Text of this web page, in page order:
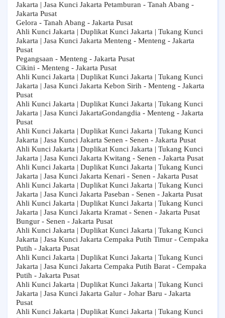
Jakarta | Jasa Kunci Jakarta Petamburan - Tanah Abang -
Jakarta Pusat
Gelora - Tanah Abang - Jakarta Pusat
Ahli Kunci Jakarta | Duplikat Kunci Jakarta | Tukang Kunci
Jakarta | Jasa Kunci Jakarta Menteng - Menteng - Jakarta
Pusat
Pegangsaan - Menteng - Jakarta Pusat
Cikini - Menteng - Jakarta Pusat
Ahli Kunci Jakarta | Duplikat Kunci Jakarta | Tukang Kunci
Jakarta | Jasa Kunci Jakarta Kebon Sirih - Menteng - Jakarta
Pusat
Ahli Kunci Jakarta | Duplikat Kunci Jakarta | Tukang Kunci
Jakarta | Jasa Kunci JakartaGondangdia - Menteng - Jakarta
Pusat
Ahli Kunci Jakarta | Duplikat Kunci Jakarta | Tukang Kunci
Jakarta | Jasa Kunci Jakarta Senen - Senen - Jakarta Pusat
Ahli Kunci Jakarta | Duplikat Kunci Jakarta | Tukang Kunci
Jakarta | Jasa Kunci Jakarta Kwitang - Senen - Jakarta Pusat
Ahli Kunci Jakarta | Duplikat Kunci Jakarta | Tukang Kunci
Jakarta | Jasa Kunci Jakarta Kenari - Senen - Jakarta Pusat
Ahli Kunci Jakarta | Duplikat Kunci Jakarta | Tukang Kunci
Jakarta | Jasa Kunci Jakarta Paseban - Senen - Jakarta Pusat
Ahli Kunci Jakarta | Duplikat Kunci Jakarta | Tukang Kunci
Jakarta | Jasa Kunci Jakarta Kramat - Senen - Jakarta Pusat
Bungur - Senen - Jakarta Pusat
Ahli Kunci Jakarta | Duplikat Kunci Jakarta | Tukang Kunci
Jakarta | Jasa Kunci Jakarta Cempaka Putih Timur - Cempaka
Putih - Jakarta Pusat
Ahli Kunci Jakarta | Duplikat Kunci Jakarta | Tukang Kunci
Jakarta | Jasa Kunci Jakarta Cempaka Putih Barat - Cempaka
Putih - Jakarta Pusat
Ahli Kunci Jakarta | Duplikat Kunci Jakarta | Tukang Kunci
Jakarta | Jasa Kunci Jakarta Galur - Johar Baru - Jakarta
Pusat
Ahli Kunci Jakarta | Duplikat Kunci Jakarta | Tukang Kunci